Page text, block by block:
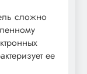
сложно
ее